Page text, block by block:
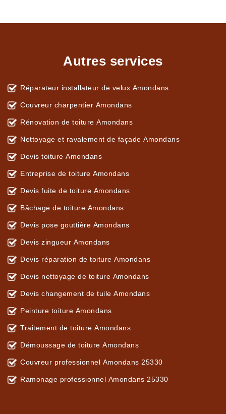
Autres services
Réparateur installateur de velux Amondans
Couvreur charpentier Amondans
Rénovation de toiture Amondans
Nettoyage et ravalement de façade Amondans
Devis toiture Amondans
Entreprise de toiture Amondans
Devis fuite de toiture Amondans
Bâchage de toiture Amondans
Devis pose gouttière Amondans
Devis zingueur Amondans
Devis réparation de toiture Amondans
Devis nettoyage de toiture Amondans
Devis changement de tuile Amondans
Peinture toiture Amondans
Traitement de toiture Amondans
Démoussage de toiture Amondans
Couvreur professionnel Amondans 25330
Ramonage professionnel Amondans 25330